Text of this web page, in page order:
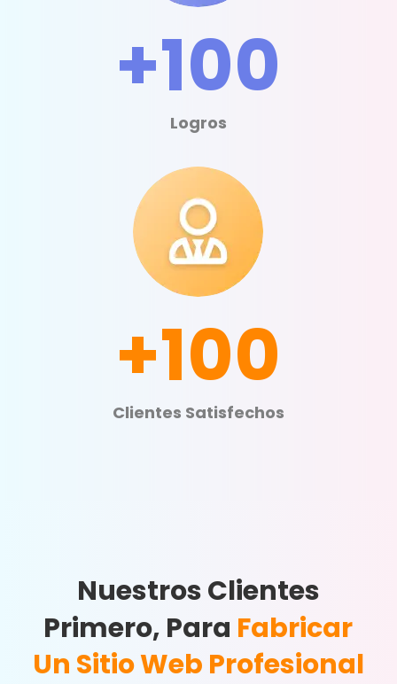
+100
Logros
+100
Clientes Satisfechos
Nuestros Clientes
Primero, Para Fabricar
Un Sitio Web Profesional